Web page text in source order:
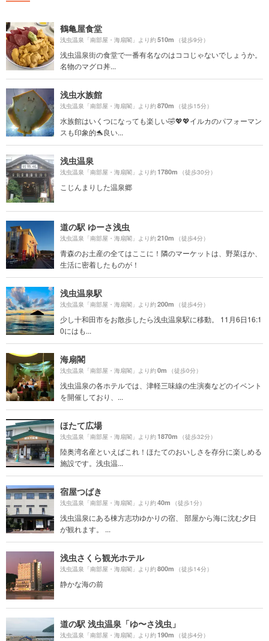
鶴亀屋食堂
浅虫温泉「南部屋・海扇閣」より約510m （徒歩9分）
浅虫温泉街の食堂で一番有名なのはココじゃないでしょうか。
名物のマグロ丼...
浅虫水族館
浅虫温泉「南部屋・海扇閣」より約870m （徒歩15分）
水族館はいくつになっても楽しい🤣💖💖イルカのパフォーマン
スも印象的🐬良い...
浅虫温泉
浅虫温泉「南部屋・海扇閣」より約1780m （徒歩30分）
こじんまりした温泉郷
道の駅 ゆーさ浅虫
浅虫温泉「南部屋・海扇閣」より約210m （徒歩4分）
青森のお土産の全てはここに！隣のマーケットは、野菜ほか、
生活に密着したものが！
浅虫温泉駅
浅虫温泉「南部屋・海扇閣」より約200m （徒歩4分）
少し十和田市をお散歩したら浅虫温泉駅に移動。 11月6日16:1
0にはも...
海扇閣
浅虫温泉「南部屋・海扇閣」より約0m （徒歩0分）
浅虫温泉の各ホテルでは、津軽三味線の生演奏などのイベント
を開催しており、...
ほたて広場
浅虫温泉「南部屋・海扇閣」より約1870m （徒歩32分）
陸奥湾名産といえばこれ！ほたてのおいしさを存分に楽しめる
施設です。浅虫温...
宿屋つばき
浅虫温泉「南部屋・海扇閣」より約40m （徒歩1分）
浅虫温泉にある棟方志功ゆかりの宿、 部屋から海に沈む夕日
が観れます。 ...
浅虫さくら観光ホテル
浅虫温泉「南部屋・海扇閣」より約800m （徒歩14分）
静かな海の前
道の駅 浅虫温泉「ゆ〜さ浅虫」
浅虫温泉「南部屋・海扇閣」より約190m （徒歩4分）